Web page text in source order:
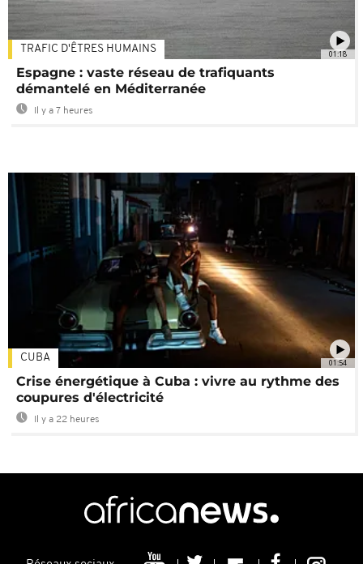
01:18
TRAFIC D'ÊTRES HUMAINS
Espagne : vaste réseau de trafiquants
démantelé en Méditerranée
Il y a 7 heures
01:54
CUBA
Crise énergétique à Cuba : vivre au rythme des
coupures d'électricité
Il y a 22 heures